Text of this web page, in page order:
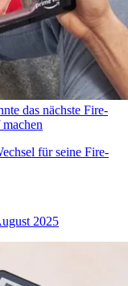
das nächste Fire-
für seine Fire-
2025